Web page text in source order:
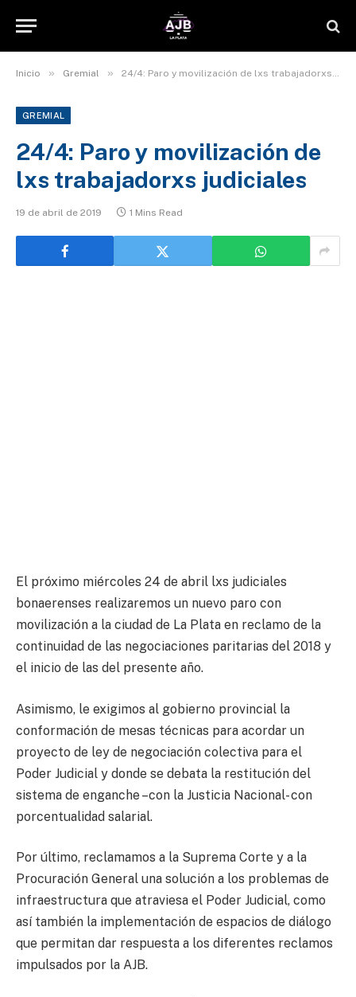
Inicio » Gremial » 24/4: Paro y movilización de lxs trabajadorxs judiciales
GREMIAL
24/4: Paro y movilización de
lxs trabajadorxs judiciales
19 de abril de 2019 1 Mins Read
El próximo miércoles 24 de abril lxs judiciales
bonaerenses realizaremos un nuevo paro con
movilización a la ciudad de La Plata en reclamo de la
continuidad de las negociaciones paritarias del 2018 y
el inicio de las del presente año.
Asimismo, le exigimos al gobierno provincial la
conformación de mesas técnicas para acordar un
proyecto de ley de negociación colectiva para el
Poder Judicial y donde se debata la restitución del
sistema de enganche –con la Justicia Nacional- con
porcentualidad salarial.
Por último, reclamamos a la Suprema Corte y a la
Procuración General una solución a los problemas de
infraestructura que atraviesa el Poder Judicial, como
así también la implementación de espacios de diálogo
que permitan dar respuesta a los diferentes reclamos
impulsados por la AJB.